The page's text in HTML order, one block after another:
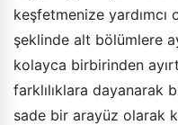
keşfetmenize yardımcı
şeklinde alt bölümlere
kolayca birbirinden
farklılıklara dayanarak
sade bir arayüz olarak